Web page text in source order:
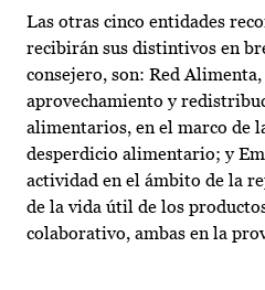
Las otras cinco entidades
recibirán sus distintivos en
consejero, son: Red
aprovechamiento y
alimentarios, en el marco de
desperdicio alimentario; y
actividad en el ámbito de la
de la vida útil de los
colaborativo, ambas en la